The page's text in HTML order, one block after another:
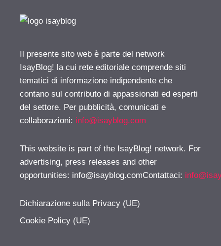
Il presente sito web è parte del network
IsayBlog! la cui rete editoriale comprende siti
tematici di informazione indipendente che
contano sul contributo di appassionati ed esperti
del settore. Per pubblicità, comunicati e
collaborazioni: info@isayblog.com
This website is part of the IsayBlog! network. For
advertising, press releases and other
opportunities: info@isayblog.comContattaci:
Dichiarazione sulla Privacy (UE)
Cookie Policy (UE)